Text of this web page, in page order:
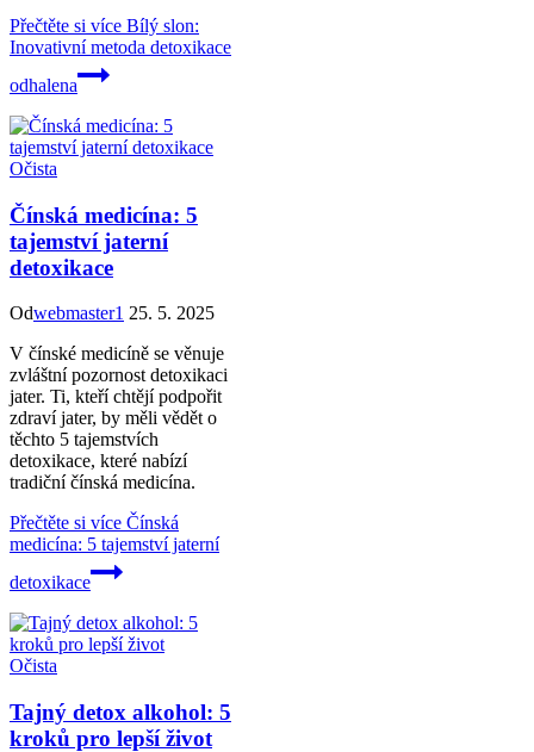
Přečtěte si více Bílý slon:
Inovativní metoda detoxikace
odhalena
Očista
Čínská medicína: 5
tajemství jaterní
detoxikace
Odwebmaster1 25. 5. 2025
V čínské medicíně se věnuje
zvláštní pozornost detoxikaci
jater. Ti, kteří chtějí podpořit
zdraví jater, by měli vědět o
těchto 5 tajemstvích
detoxikace, které nabízí
tradiční čínská medicína.
Přečtěte si více Čínská
medicína: 5 tajemství jaterní
detoxikace
Očista
Tajný detox alkohol: 5
kroků pro lepší život